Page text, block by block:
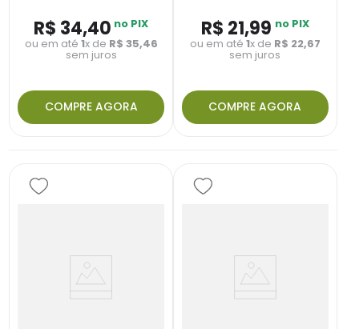
R$ 34,40 no PIX
ou em até 1x de R$ 35,46
sem juros
COMPRE AGORA
R$ 21,99 no PIX
ou em até 1x de R$ 22,67
sem juros
COMPRE AGORA